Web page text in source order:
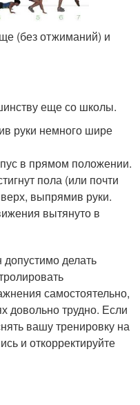
(без отжиманий) и
еще со школы.
руки немного шире
в прямом положении.
пола (или почти
выпрямив руки.
вытянуто в
делать
самостоятельно,
довольно трудно. Если
вашу тренировку на
и откорректируйте